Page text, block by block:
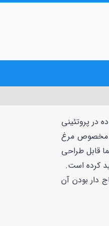
در پروتئینی
مخصوص مرغ
قابل طراحی
کرده است.
دار بودن آن